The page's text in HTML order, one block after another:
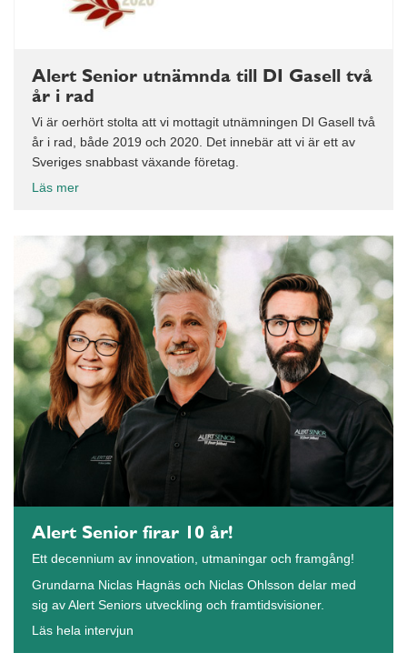
Alert Senior utnämnda till DI Gasell två
år i rad
Vi är oerhört stolta att vi mottagit utnämningen DI Gasell två
år i rad, både 2019 och 2020. Det innebär att vi är ett av
Sveriges snabbast växande företag.
Läs mer
Alert Senior firar 10 år!
Ett decennium av innovation, utmaningar och framgång!
Grundarna Niclas Hagnäs och Niclas Ohlsson delar med
sig av Alert Seniors utveckling och framtidsvisioner.
Läs hela intervjun